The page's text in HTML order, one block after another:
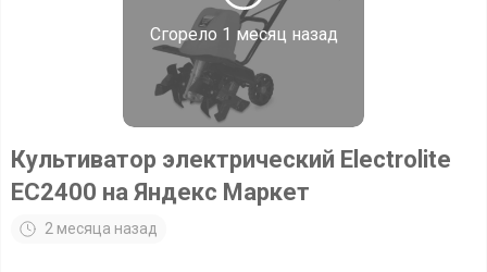
Сгорело 1 месяц назад
Культиватор электрический Electrolite
ЕС2400 на Яндекс Маркет
2 месяца назад